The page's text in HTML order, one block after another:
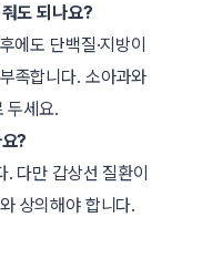
도 되나요?
에도 단백질·지방이
족합니다. 소아과와
두세요.
?
다만 갑상선 질환이
상의해야 합니다.